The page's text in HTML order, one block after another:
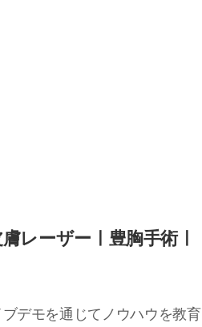
レーザーㅣ豊胸手術ㅣ
デモを通じてノウハウを教育